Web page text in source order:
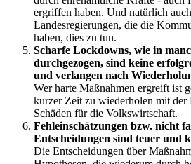
ergriffen haben. Und natürlich
Landesregierungen, die die
haben, dies zu tun.
Scharfe Lockdowns, wie in
durchgezogen, sind keine
und verlangen nach
Wer harte Maßnahmen ergreift ist
kurzer Zeit zu wiederholen mit der
Schäden für die Volkswirtschaft.
Fehleinschätzungen bzw. nicht
Entscheidungen sind teuer und
Die Entscheidungen über